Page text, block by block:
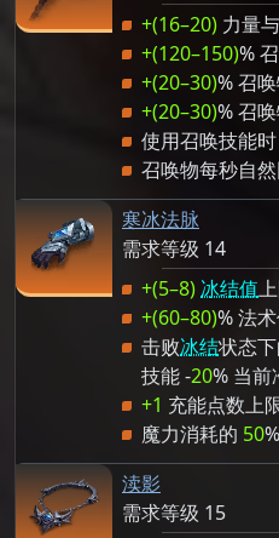
+(16–20) 力量
+(120–150)%
+(20–30)% 召
+(20–30)% 召
使用召唤技能
召唤物每秒自
寒冰法脉
需求等级 14
+(5–8) 冰结值
+(60–80)% 法
击败冰结状态
技能 -20% 当前
+1 充能点数上
魔力消耗的 50
渎影
需求等级 15